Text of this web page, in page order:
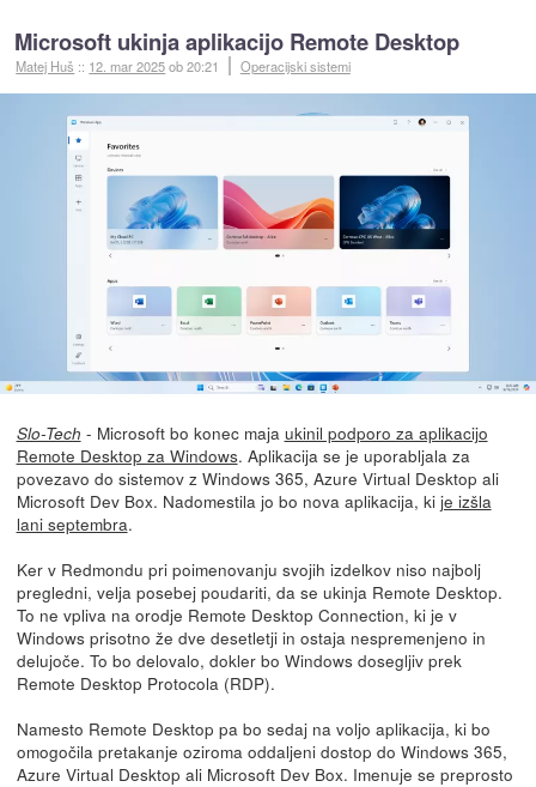
Microsoft ukinja aplikacijo Remote Desktop
Matej Huš :: 12. mar 2025ob 20:21 Operacijski sistemi
Slo-Tech - Microsoft bo konec maja ukinil podporo za aplikacijo
Remote Desktop za Windows. Aplikacija se je uporabljala za
povezavo do sistemov z Windows 365, Azure Virtual Desktop ali
Microsoft Dev Box. Nadomestila jo bo nova aplikacija, ki je izšla
lani septembra.
Ker v Redmondu pri poimenovanju svojih izdelkov niso najbolj
pregledni, velja posebej poudariti, da se ukinja Remote Desktop.
To ne vpliva na orodje Remote Desktop Connection, ki je v
Windows prisotno že dve desetletji in ostaja nespremenjeno in
delujoče. To bo delovalo, dokler bo Windows dosegljiv prek
Remote Desktop Protocola (RDP).
Namesto Remote Desktop pa bo sedaj na voljo aplikacija, ki bo
omogočila pretakanje oziroma oddaljeni dostop do Windows 365,
Azure Virtual Desktop ali Microsoft Dev Box. Imenuje se preprosto